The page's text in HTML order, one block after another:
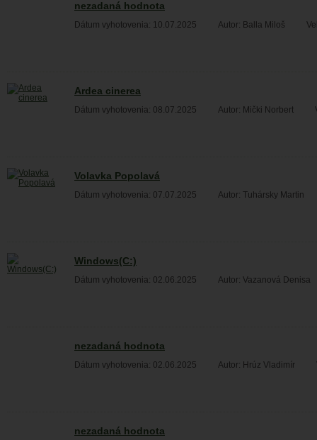
nezadaná hodnota
Dátum vyhotovenia: 10.07.2025 Autor: Balla Miloš
Ardea cinerea
Dátum vyhotovenia: 08.07.2025 Autor: Mički Norbert
Volavka Popolavá
Dátum vyhotovenia: 07.07.2025 Autor: Tuhársky Martin
Windows(C:)
Dátum vyhotovenia: 02.06.2025 Autor: Vazanová Denisa
nezadaná hodnota
Dátum vyhotovenia: 02.06.2025 Autor: Hrúz Vladimír
nezadaná hodnota